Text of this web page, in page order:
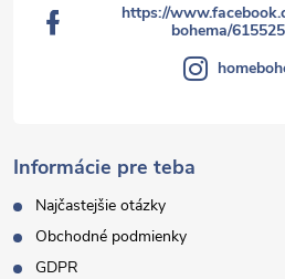
Informácie pre teba
Najčastejšie otázky
Obchodné podmienky
GDPR
https://
bohema/